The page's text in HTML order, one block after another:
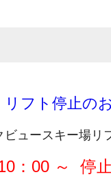
フト停止の
ビュースキー場リ
：00 ～ 停